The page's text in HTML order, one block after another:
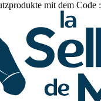
mit dem Code :